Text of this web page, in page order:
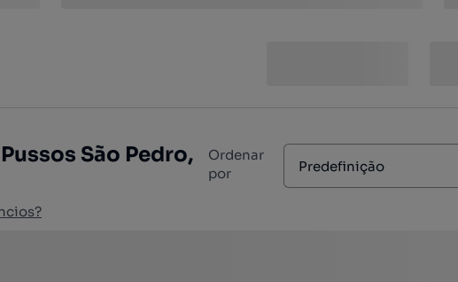
São Pedro,
Ordenar
por
Predefinição